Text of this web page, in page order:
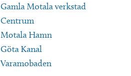
Gamla Motala verkstad
Centrum
Motala Hamn
Göta Kanal
Varamobaden